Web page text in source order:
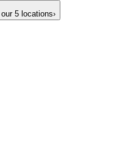
5 locations›